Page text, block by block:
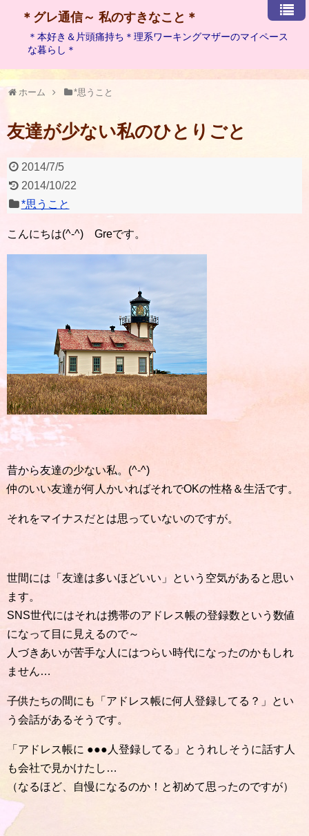
＊グレ通信～ 私のすきなこと＊
＊本好き＆片頭痛持ち＊理系ワーキングマザーのマイペース
な暮らし＊
ホーム *思うこと
友達が少ない私のひとりごと
2014/7/5
2014/10/22
*思うこと
こんにちは(^-^) Greです。
昔から友達の少ない私。(^-^)
仲のいい友達が何人かいればそれでOKの性格＆生活です。
それをマイナスだとは思っていないのですが。
世間には「友達は多いほどいい」という空気があると思い
ます。
SNS世代にはそれは携帯のアドレス帳の登録数という数値
になって目に見えるので～
人づきあいが苦手な人にはつらい時代になったのかもしれ
ません…
子供たちの間にも「アドレス帳に何人登録してる？」とい
う会話があるそうです。
「アドレス帳に ●●●人登録してる」とうれしそうに話す人
も会社で見かけたし…
（なるほど、自慢になるのか！と初めて思ったのですが）